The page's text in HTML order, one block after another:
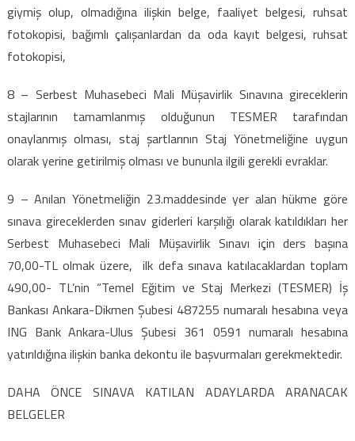
giymiş olup, olmadığına ilişkin belge, faaliyet belgesi, ruhsat
fotokopisi, bağımlı çalışanlardan da oda kayıt belgesi, ruhsat
fotokopisi,
8 – Serbest Muhasebeci Mali Müşavirlik Sınavına gireceklerin
stajlarının tamamlanmış olduğunun TESMER tarafından
onaylanmış olması, staj şartlarının Staj Yönetmeliğine uygun
olarak yerine getirilmiş olması ve bununla ilgili gerekli evraklar.
9 – Anılan Yönetmeliğin 23.maddesinde yer alan hükme göre
sınava gireceklerden sınav giderleri karşılığı olarak katıldıkları her
Serbest Muhasebeci Mali Müşavirlik Sınavı için ders başına
70,00-TL olmak üzere, ilk defa sınava katılacaklardan toplam
490,00- TL’nin “Temel Eğitim ve Staj Merkezi (TESMER) İş
Bankası Ankara-Dikmen Şubesi 487255 numaralı hesabına veya
ING Bank Ankara-Ulus Şubesi 361 0591 numaralı hesabına
yatırıldığına ilişkin banka dekontu ile başvurmaları gerekmektedir.
DAHA ÖNCE SINAVA KATILAN ADAYLARDA ARANACAK
BELGELER